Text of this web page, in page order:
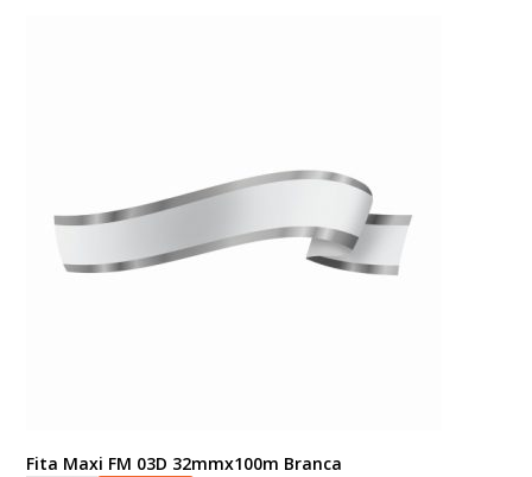
Fita Maxi FM 03D 32mmx100m Branca